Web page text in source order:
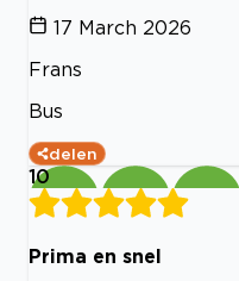
17 March 2026
Frans
Bus
delen
10
Prima en snel